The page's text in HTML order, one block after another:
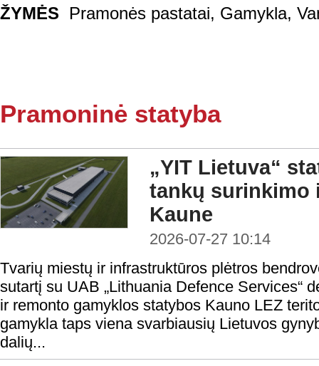
ŽYMĖS Pramonės pastatai, Gamykla,
Pramoninė statyba
„YIT Lietuva“
tankų surinkimo
Kaune
2026-07-27 10:14
Tvarių miestų ir infrastruktūros plėtros
sutartį su UAB „Lithuania Defence Services“
ir remonto gamyklos statybos Kauno LEZ
gamykla taps viena svarbiausių Lietuvos
dalių...